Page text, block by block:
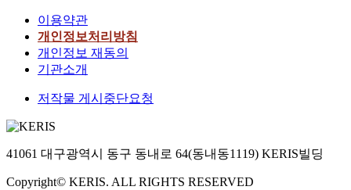
이용약관
개인정보처리방침
개인정보 재동의
기관소개
저작물 게시중단요청
41061 대구광역시 동구 동내로 64(동내동1119) KERIS빌딩
Copyright© KERIS. ALL RIGHTS RESERVED